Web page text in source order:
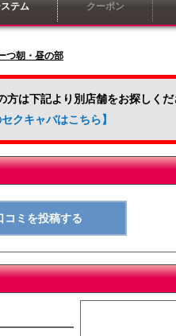
テム クーポン
つ朝・昼の部
は下記より別店舗をお探しくだ
クキャバはこちら】